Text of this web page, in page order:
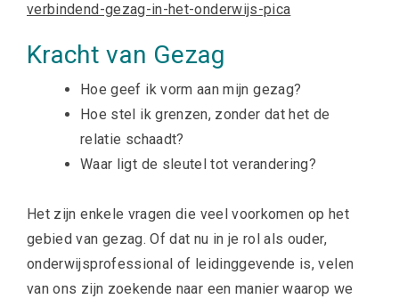
E-mail
verbindend-gezag-in-het-onderwijs-pica
Kracht van Gezag
Hoe geef ik vorm aan mijn gezag?
Hoe stel ik grenzen, zonder dat het de
relatie schaadt?
Waar ligt de sleutel tot verandering?
Het zijn enkele vragen die veel voorkomen op het
gebied van gezag. Of dat nu in je rol als ouder,
onderwijsprofessional of leidinggevende is, velen
van ons zijn zoekende naar een manier waarop we